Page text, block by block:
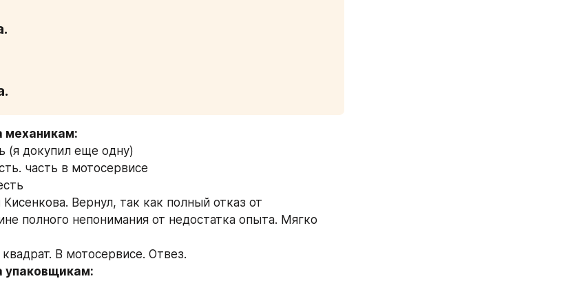
механикам:
(я докупил еще одну)
часть в мотосервисе
Вернул, так как полный отказ от
полного непонимания от недостатка опыта. Мягко
В мотосервисе. Отвез.